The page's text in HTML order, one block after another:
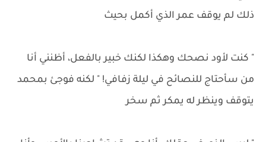
ذلك لم يوقف عمر الذي أكمل بحيث
" كنت لأود نصحك وهكذا لكنك خبير بالفعل، أظنني أنا
من سأحتاج للنصائح في ليلة زفافي! " لكنه فوجئ بمحمد
يتوقف وينظر له يمكر ثم سخر